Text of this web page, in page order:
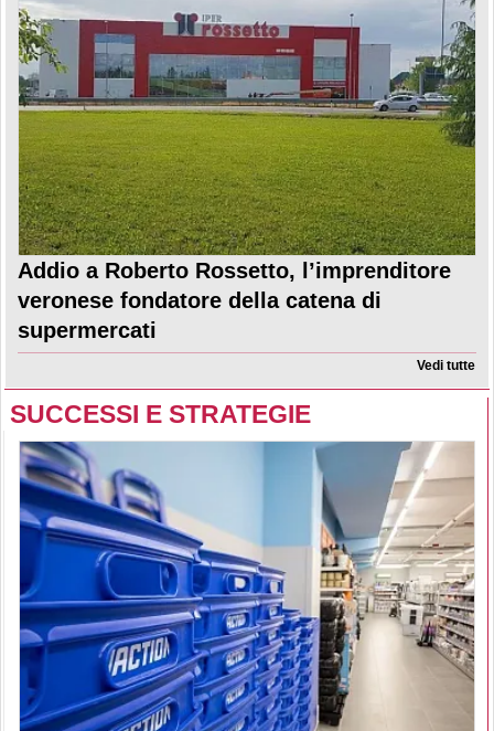
Addio a Roberto Rossetto, l’imprenditore
veronese fondatore della catena di
supermercati
Vedi tutte
SUCCESSI E STRATEGIE